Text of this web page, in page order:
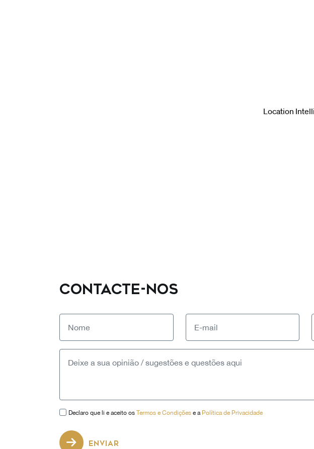
CONTACTE-NOS
Declaro que li e aceito os Termos e Condições e a Política de Privacidade
ENVIAR